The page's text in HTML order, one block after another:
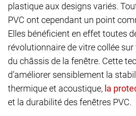
plastique aux designs variés.
PVC ont cependant un point
Elles bénéficient en effet toutes
révolutionnaire de vitre collée
du châssis de la fenêtre. Cette
d’améliorer sensiblement la
thermique et acoustique,
et la durabilité des fenêtres PVC.